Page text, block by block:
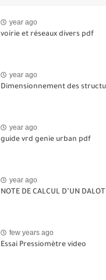
year ago
voirie et réseaux divers pdf
year ago
Dimensionnement des
year ago
guide vrd genie urban pdf
year ago
NOTE DE CALCUL D’UN
few years ago
Essai Pressiomètre video